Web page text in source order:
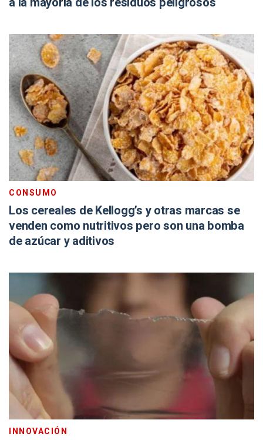
CONSUMO
Los cereales de Kellogg’s y otras marcas se
venden como nutritivos pero son una bomba
de azúcar y aditivos
INNOVACIÓN